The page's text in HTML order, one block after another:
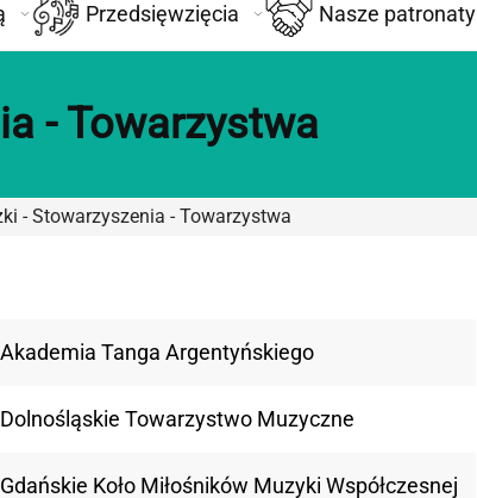
Przedsięwzięcia Nasze patronaty
- Towarzystwa
- Stowarzyszenia - Towarzystwa
Akademia Tanga Argentyńskiego
Dolnośląskie Towarzystwo Muzyczne
Gdańskie Koło Miłośników Muzyki Współczesnej